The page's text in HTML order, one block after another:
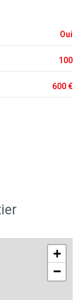
Oui
100
600 €
+
−